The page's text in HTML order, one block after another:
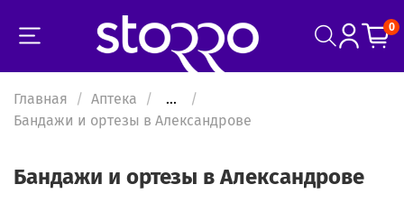
0
Главная Аптека
...
Бандажи и ортезы в Александрове
Бандажи и ортезы в Александрове